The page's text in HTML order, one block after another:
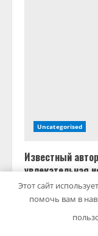
Uncategorised
Известный
увлекательная
и делах
sib_ecometal
Этот сайт
помочь вам в